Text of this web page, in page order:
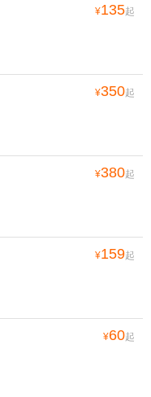
¥135起
¥350起
¥380起
¥159起
¥60起